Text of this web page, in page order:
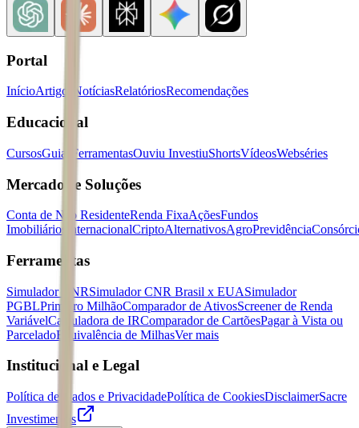
Portal
InícioArtigos NotíciasRelatóriosRecomendações
Educacional
CursosGuias FerramentasOuviu InvestiuShortsVídeosWebséries
Mercados e Soluções
Conta de Não ResidenteRenda FixaAçõesFundos
Imobiliários
InternacionalCriptoAlternativosAgroPrevidência
Ferramentas
Simulador CNRSimulador CNR Brasil x EUASimulador
PGBLPrimeiro MilhãoComparador de AtivosScreener de Renda
VariávelCalculadora de IRComparador de CartõesPagar à Vista ou
ParceladoEquivalência de MilhasVer mais
Institucional e Legal
Política de Dados e PrivacidadePolítica de CookiesDisclaimerSacre
Investimentos